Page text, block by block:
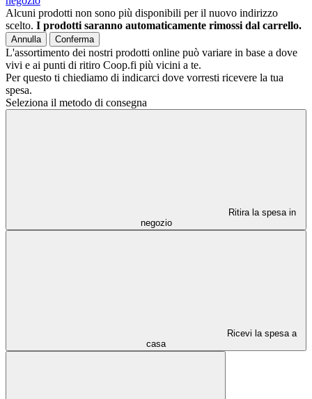
Alcuni prodotti non sono più disponibili per il nuovo indirizzo
scelto. I prodotti saranno automaticamente rimossi dal carrello.
Annulla Conferma
L'assortimento dei nostri prodotti online può variare in base a dove
vivi e ai punti di ritiro Coop.fi più vicini a te.
Per questo ti chiediamo di indicarci dove vorresti ricevere la tua
spesa.
Seleziona il metodo di consegna
Ritira la spesa in
negozio
Ricevi la spesa a
casa